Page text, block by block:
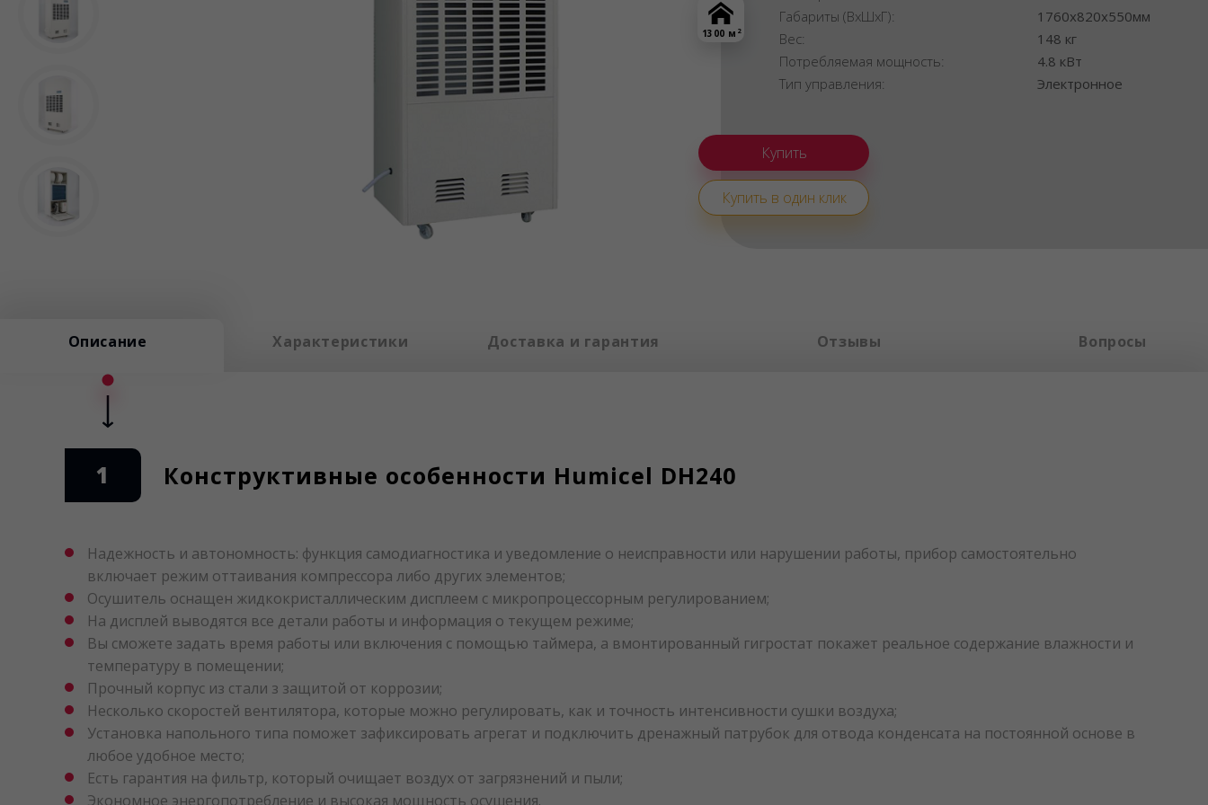
1300 м 2
Габариты (ВхШхГ):
1760x820x550мм
Вес:
148 кг
Потребляемая мощность:
4.8 кВт
Тип управления:
Электронное
Купить в один клик
Описание Характеристики Доставка и гарантия Отзывы Вопросы
1 Конструктивные особенности Humicel DH240
Надежность и автономность: функция самодиагностика и уведомление о неисправности или нарушении работы, прибор самостоятельно
включает режим оттаивания компрессора либо других элементов;
Осушитель оснащен жидкокристаллическим дисплеем с микропроцессорным регулированием;
На дисплей выводятся все детали работы и информация о текущем режиме;
Вы сможете задать время работы или включения с помощью таймера, а вмонтированный гигростат покажет реальное содержание влажности и
температуру в помещении;
Прочный корпус из стали з защитой от коррозии;
Несколько скоростей вентилятора, которые можно регулировать, как и точность интенсивности сушки воздуха;
Установка напольного типа поможет зафиксировать агрегат и подключить дренажный патрубок для отвода конденсата на постоянной основе в
любое удобное место;
Есть гарантия на фильтр, который очищает воздух от загрязнений и пыли;
Экономное энергопотребление и высокая мощность осушения.